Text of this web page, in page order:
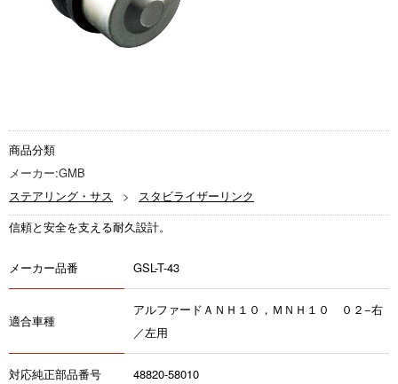
商品分類
メーカー:GMB
ステアリング・サス
スタビライザーリンク
信頼と安全を支える耐久設計。
メーカー品番 GSL-T-43
適合車種
アルファードＡＮＨ１０，ＭＮＨ１０ ０２−右
／左用
対応純正部品番号 48820-58010